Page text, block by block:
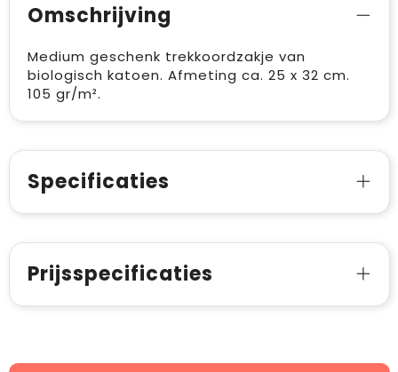
Omschrijving
Medium geschenk trekkoordzakje van
biologisch katoen. Afmeting ca. 25 x 32 cm.
105 gr/m².
Specificaties
Prijsspecificaties